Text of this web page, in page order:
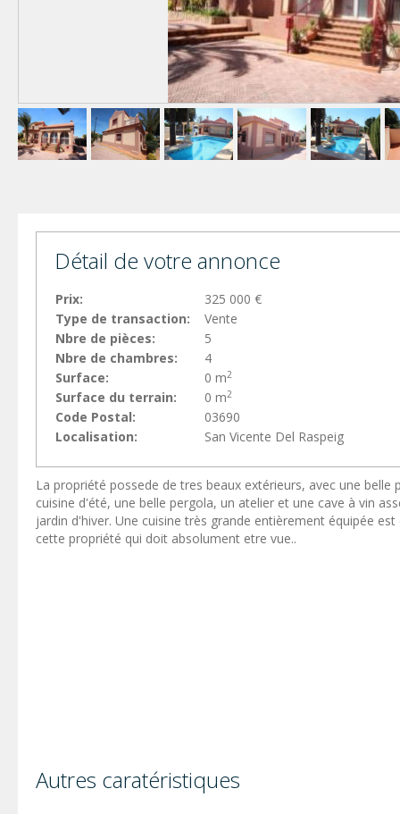
Détail de votre annonce
Prix:
325 000 €
Type de transaction:
Vente
Nbre de pièces:
5
Nbre de chambres:
4
Surface:
0 m2
Surface du terrain: 0 m2
Code Postal:
03690
Localisation:
San Vicente Del Raspeig
La propriété possede de tres beaux extérieurs, avec une belle
cuisine d'été, une belle pergola, un atelier et une cave à vin
jardin d'hiver. Une cuisine très grande entièrement équipée
cette propriété qui doit absolument etre vue..
Autres caratéristiques